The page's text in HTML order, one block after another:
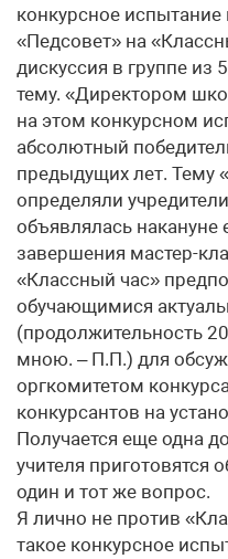
конкурсное испытание
«Педсовет» на
дискуссия в группе из
тему. «Директором
на этом конкурсном
абсолютный
предыдущих лет. Тему
определяли
объявлялась накануне
завершения мастер-
«Классный час»
обучающимися
(продолжительность
мною. – П.П.) для
оргкомитетом
конкурсантов на
Получается еще одна
учителя приготовятся
один и тот же вопрос.
Я лично не против
такое конкурсное